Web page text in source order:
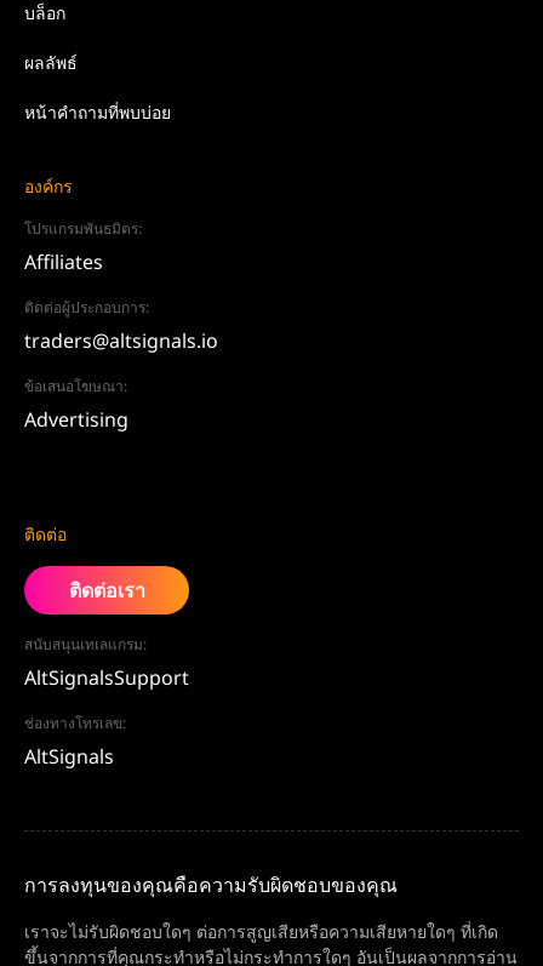
บล็อก
ผลลัพธ์
หน้าคำถามที่พบบ่อย
องค์กร
โปรแกรมพันธมิตร:
Affiliates
ติดต่อผู้ประกอบการ:
traders@altsignals.io
ข้อเสนอโฆษณา:
Advertising
ติดต่อ
ติดต่อเรา
สนับสนุนเทเลแกรม:
AltSignalsSupport
ช่องทางโทรเลข:
AltSignals
การลงทุนของคุณคือความรับผิดชอบของคุณ
เราจะไม่รับผิดชอบใดๆ ต่อการสูญเสียหรือความเสียหายใดๆ ที่เกิด
ขึ้นจากการที่คุณกระทำหรือไม่กระทำการใดๆ อันเป็นผลจากการอ่าน